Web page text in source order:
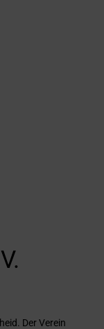
Der Verein